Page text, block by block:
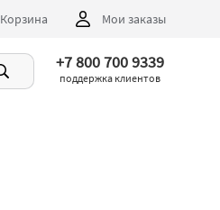
Корзина Мои заказы
+7 800 700 9339
поддержка клиентов